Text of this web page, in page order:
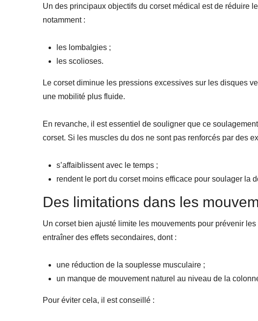
Un des principaux objectifs du corset médical est de réduire
notamment :
les lombalgies ;
les scolioses.
Le corset diminue les pressions excessives sur les disques
une mobilité plus fluide.
En revanche, il est essentiel de souligner que ce
corset. Si les muscles du dos ne sont pas renforcés par des
s’affaiblissent avec le temps ;
rendent le port du corset moins efficace pour soulager la
Des limitations dans les
Un corset bien ajusté limite les mouvements pour prévenir
entraîner des effets secondaires, dont :
une réduction de la souplesse musculaire ;
un manque de mouvement naturel au niveau de la
Pour éviter cela, il est conseillé :